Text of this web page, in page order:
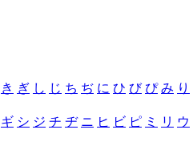
き ぎ し じ ち ぢ に ひ び ぴ み り
ギ シ ジ チ ヂ ニ ヒ ビ ピ ミ リ ウ